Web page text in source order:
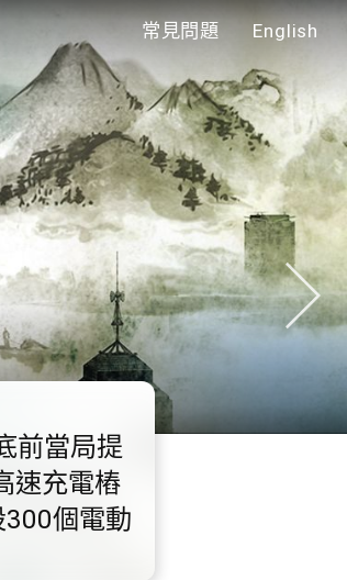
常見問題 English
前當局提
速充電樁
個電動